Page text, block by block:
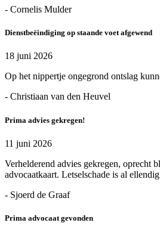
- Cornelis Mulder
Dienstbeëindiging op staande voet afgewend
18 juni 2026
Op het nippertje ongegrond ontslag
- Christiaan van den Heuvel
Prima advies gekregen!
11 juni 2026
Verhelderend advies gekregen, oprecht
advocaatkaart. Letselschade is al
- Sjoerd de Graaf
Prima advocaat gevonden